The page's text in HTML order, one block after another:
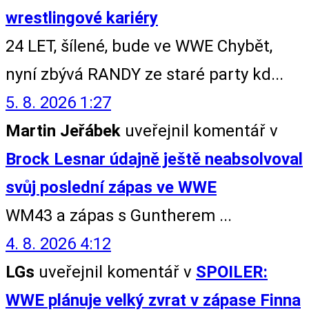
wrestlingové kariéry
24 LET, šílené, bude ve WWE Chybět,
nyní zbývá RANDY ze staré party kd...
5. 8. 2026 1:27
Martin Jeřábek uveřejnil komentář v
Brock Lesnar údajně ještě neabsolvoval
svůj poslední zápas ve WWE
WM43 a zápas s Guntherem ...
4. 8. 2026 4:12
LGs uveřejnil komentář v SPOILER:
WWE plánuje velký zvrat v zápase Finna